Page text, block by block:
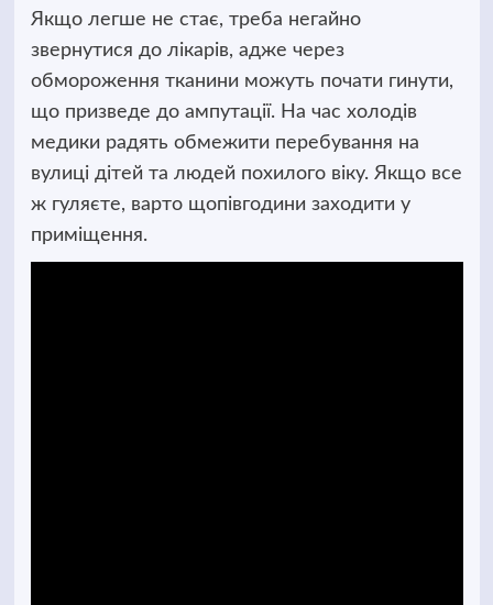
Якщо легше не стає, треба негайно
звернутися до лікарів, адже через
обмороження тканини можуть почати гинути,
що призведе до ампутації. На час холодів
медики радять обмежити перебування на
вулиці дітей та людей похилого віку. Якщо все
ж гуляєте, варто щопівгодини заходити у
приміщення.